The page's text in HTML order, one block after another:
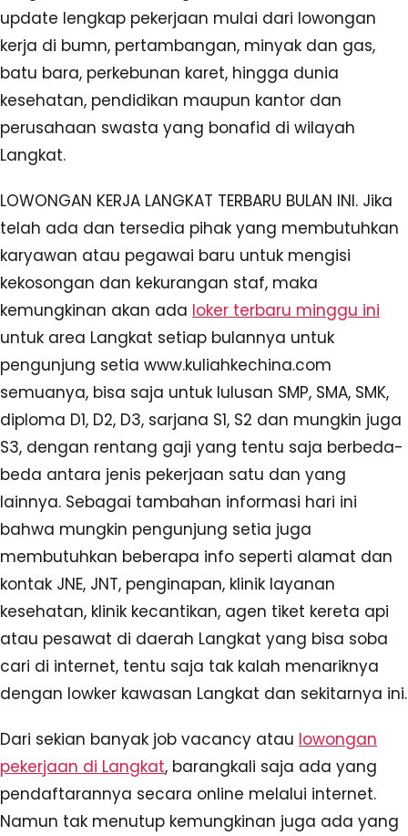
update lengkap pekerjaan mulai dari lowongan
kerja di bumn, pertambangan, minyak dan gas,
batu bara, perkebunan karet, hingga dunia
kesehatan, pendidikan maupun kantor dan
perusahaan swasta yang bonafid di wilayah
Langkat.
LOWONGAN KERJA LANGKAT TERBARU BULAN INI. Jika
telah ada dan tersedia pihak yang membutuhkan
karyawan atau pegawai baru untuk mengisi
kekosongan dan kekurangan staf, maka
kemungkinan akan ada loker terbaru minggu ini
untuk area Langkat setiap bulannya untuk
pengunjung setia www.kuliahkechina.com
semuanya, bisa saja untuk lulusan SMP, SMA, SMK,
diploma D1, D2, D3, sarjana S1, S2 dan mungkin juga
S3, dengan rentang gaji yang tentu saja berbeda-
beda antara jenis pekerjaan satu dan yang
lainnya. Sebagai tambahan informasi hari ini
bahwa mungkin pengunjung setia juga
membutuhkan beberapa info seperti alamat dan
kontak JNE, JNT, penginapan, klinik layanan
kesehatan, klinik kecantikan, agen tiket kereta api
atau pesawat di daerah Langkat yang bisa soba
cari di internet, tentu saja tak kalah menariknya
dengan lowker kawasan Langkat dan sekitarnya ini.
Dari sekian banyak job vacancy atau lowongan
pekerjaan di Langkat, barangkali saja ada yang
pendaftarannya secara online melalui internet.
Namun tak menutup kemungkinan juga ada yang